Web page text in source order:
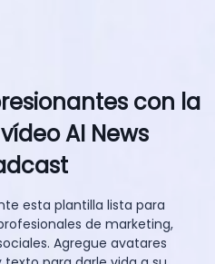
con la
AI News
esta plantilla lista para
de marketing,
Agregue avatares